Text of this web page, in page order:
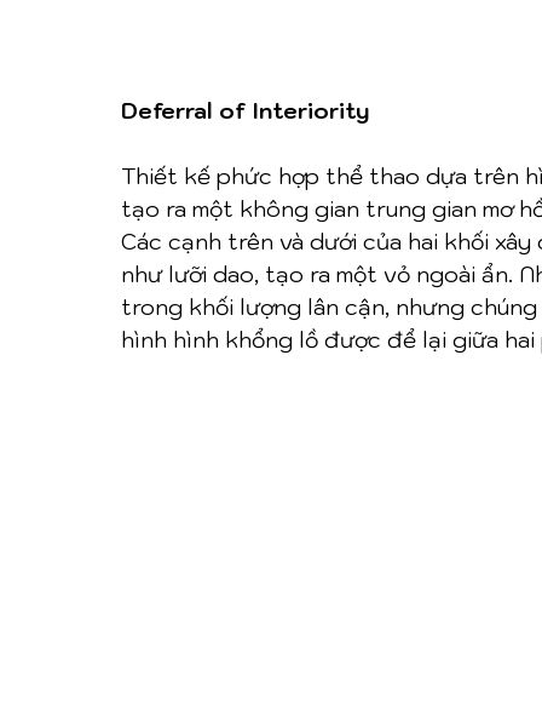
Deferral of Interiority
Thiết kế phức hợp thể thao dựa trên
tạo ra một không gian trung gian mơ
Các cạnh trên và dưới của hai khối
như lưỡi dao, tạo ra một vỏ ngoài ẩn.
trong khối lượng lân cận, nhưng
hình hình khổng lồ được để lại giữa